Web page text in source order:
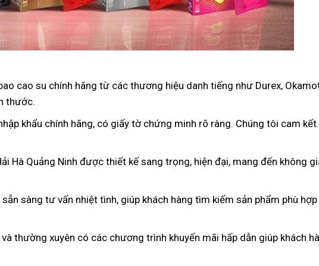
cao su chính hãng từ các thương hiệu danh tiếng như Durex,
thước.
khẩu chính hãng, có giấy tờ chứng minh rõ ràng. Chúng tôi cam kết
Hà Quảng Ninh được thiết kế sang trọng, hiện đại, mang đến không
sàng tư vấn nhiệt tình, giúp khách hàng tìm kiếm sản phẩm phù hợp
thường xuyên có các chương trình khuyến mãi hấp dẫn giúp khách